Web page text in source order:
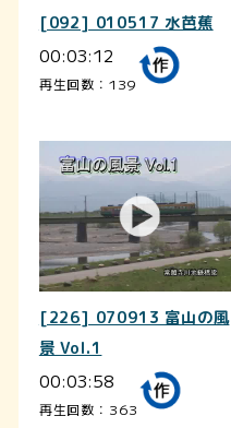
[092] 010517 水芭蕉
00:03:12
再生回数：139
[226] 070913 富山の風
景 Vol.1
00:03:58
再生回数：363